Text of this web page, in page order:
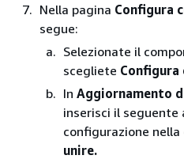
Nella pagina Configura
segue:
Selezionate il
scegliete Configura
In Aggiornamento
inserisci il
configurazione nella
unire.